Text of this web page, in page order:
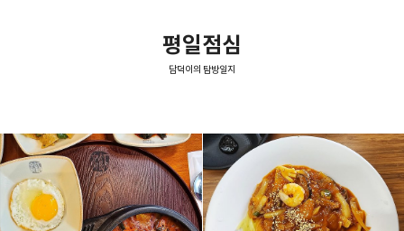
평일점심
담덕이의 탐방일지